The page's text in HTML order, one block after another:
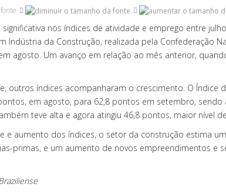
nos índices de atividade e emprego entre
Indústria da Construção, realizada pela Confederação
agosto. Um avanço em relação ao mês anterior,
outros índices acompanharam o crescimento. O Índice
em agosto, para 62,8 pontos em setembro, sendo
teve alta e agora atingiu 46,8 pontos, maior nível
e aumento dos índices, o setor da construção estima
primas, e um aumento de novos empreendimentos e